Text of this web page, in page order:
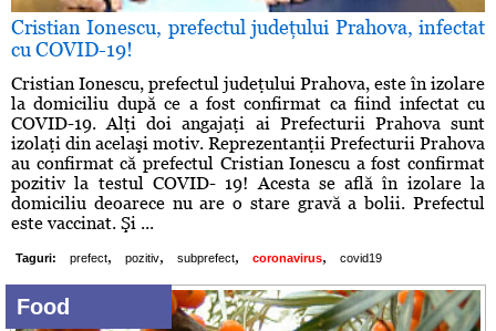
Cristian Ionescu, prefectul judeţului Prahova, infectat
cu COVID-19!
Cristian Ionescu, prefectul judeţului Prahova, este în izolare
la domiciliu după ce a fost confirmat ca fiind infectat cu
COVID-19. Alţi doi angajaţi ai Prefecturii Prahova sunt
izolaţi din acelaşi motiv. Reprezentanţii Prefecturii Prahova
au confirmat că prefectul Cristian Ionescu a fost confirmat
pozitiv la testul COVID- 19! Acesta se află în izolare la
domiciliu deoarece nu are o stare gravă a bolii. Prefectul
este vaccinat. Şi ...
Taguri: prefect, pozitiv, subprefect, coronavirus, covid19
Food